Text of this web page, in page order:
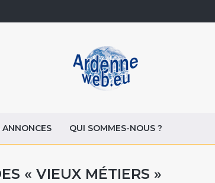
ANNONCES QUI SOMMES-NOUS ?
« VIEUX MÉTIERS »